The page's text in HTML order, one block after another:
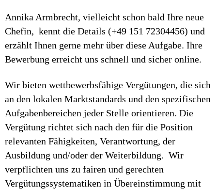
Annika Armbrecht, vielleicht schon bald Ihre neue
Chefin, kennt die Details (+49 151 72304456) und
erzählt Ihnen gerne mehr über diese Aufgabe. Ihre
Bewerbung erreicht uns schnell und sicher online.
Wir bieten wettbewerbsfähige Vergütungen, die sich
an den lokalen Marktstandards und den spezifischen
Aufgabenbereichen jeder Stelle orientieren. Die
Vergütung richtet sich nach den für die Position
relevanten Fähigkeiten, Verantwortung, der
Ausbildung und/oder der Weiterbildung. Wir
verpflichten uns zu fairen und gerechten
Vergütungssystematiken in Übereinstimmung mit